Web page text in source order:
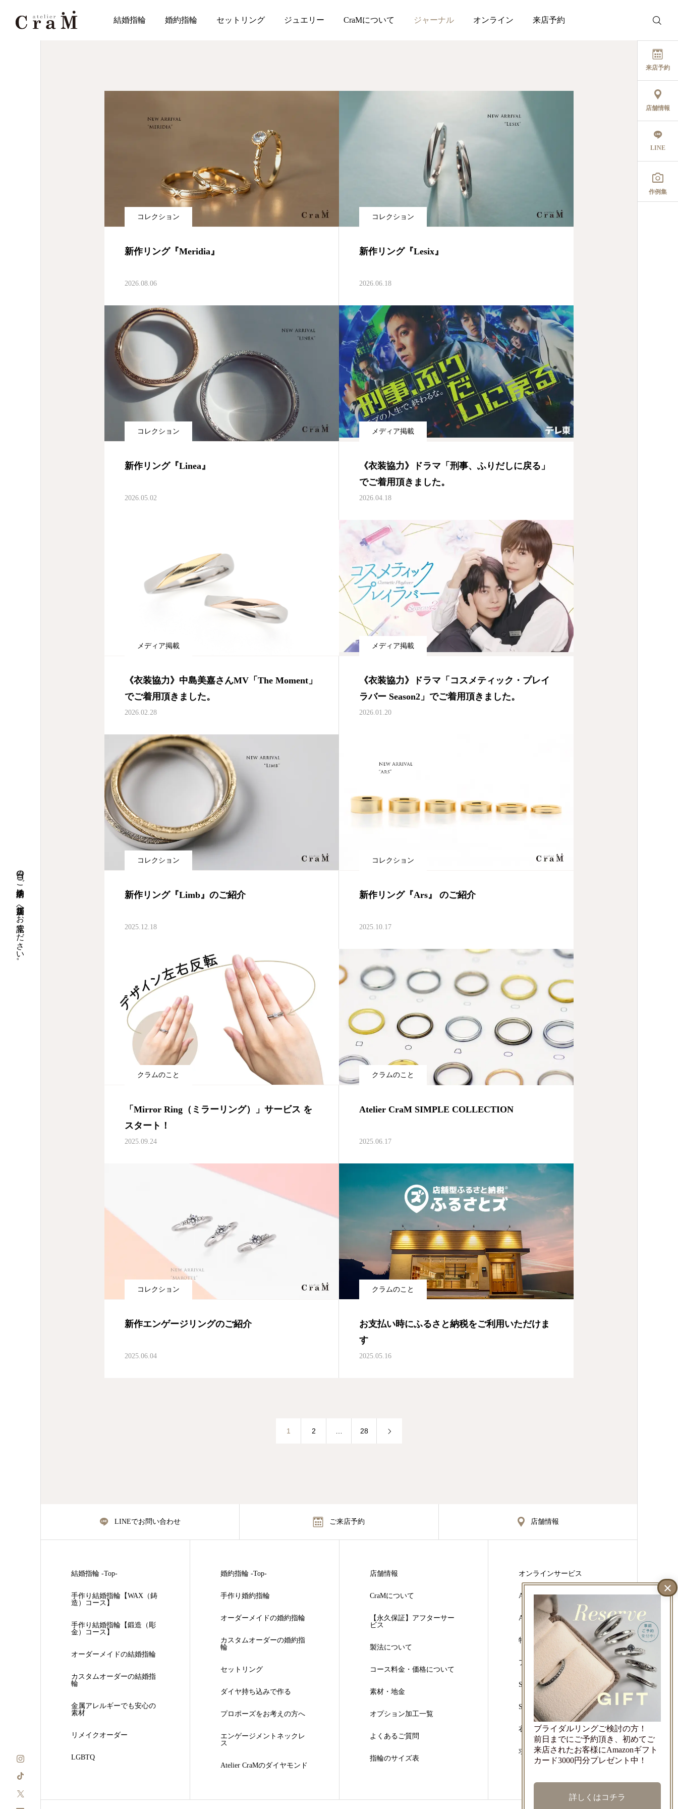
結婚指輪 婚約指輪 セットリング ジュエリー CraMについて ジャーナル オンライン 来店予約
当日のご来店予約は、直接店舗へお電話ください 。
来店予約
店舗情報
LINE

作例集
JOURNAL
コレクション
新作リング『Meridia』
2026.08.06
コレクション
新作リング『Lesix』
2026.06.18
コレクション
新作リング『Linea』
2026.05.02
メディア掲載
《衣装協力》ドラマ「刑事、ふりだしに戻る」
でご着用頂きました。
2026.04.18
メディア掲載
《衣装協力》中島美嘉さんMV「The Moment」
でご着用頂きました。
2026.02.28
メディア掲載
《衣装協力》ドラマ「コスメティック・プレイ
ラバー Season2」でご着用頂きました。
2026.01.20
コレクション
新作リング『Limb』のご紹介
2025.12.18
コレクション
新作リング『Ars』 のご紹介
2025.10.17
クラムのこと
「Mirror Ring（ミラーリング）」サービス を
スタート！
2025.09.24
クラムのこと
Atelier CraM SIMPLE COLLECTION
2025.06.17
コレクション
新作エンゲージリングのご紹介
2025.06.04
クラムのこと
お支払い時にふるさと納税をご利用いただけま
す
2025.05.16
1 2 28
LINEでお問い合わせ ご来店予約 店舗情報
結婚指輪 -Top-
手作り結婚指輪【WAX（鋳
造）コース】
手作り結婚指輪【鍛造（彫
金）コース】
オーダーメイドの結婚指輪
カスタムオーダーの結婚指
輪
金属アレルギーでも安心の
素材
リメイクオーダー
LGBTQ
婚約指輪 -Top-
手作り婚約指輪
オーダーメイドの婚約指輪
カスタムオーダーの婚約指
輪
セットリング
ダイヤ持ち込みで作る
プロポーズをお考えの方へ
エンゲージメントネックレ
ス
Atelier CraMのダイヤモンド
店舗情報
CraMについて
【永久保証】アフターサー
ビス
製法について
コース料金・価格について
素材・地金
オプション加工一覧
よくあるご質問
指輪のサイズ表
オンラインサービス
Atelier CraM Online Shop
Artisan Works Online Shop
特定商取引法に基づく表示
プライバシーポリシー
SNSリンク
SDGsへの取り組み
衣装協力のご依頼
求人情報
ブライダルリングご検討の方！
前日までにご予約頂き、初めてご
来店されたお客様にAmazonギフト
カード3000円分プレゼント中！
詳しくはコチラ